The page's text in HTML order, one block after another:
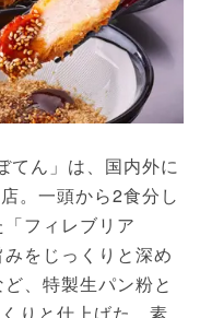
てん」は、国内外に
。一頭から2食分し
フィレブリア
をじっくりと深め
、特製生パン粉と
りと仕上げた、素